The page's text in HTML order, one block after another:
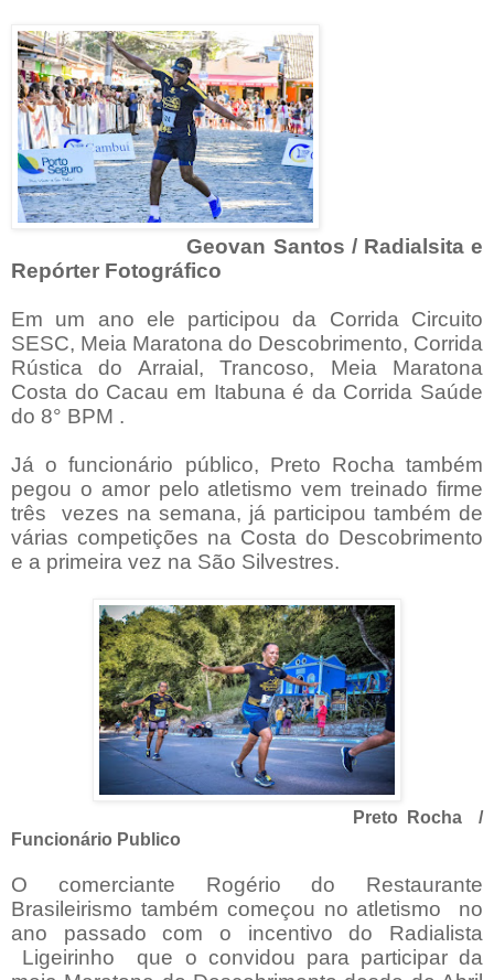
Geovan Santos / Radialsita e
Repórter Fotográfico
Em um ano ele participou da Corrida Circuito
SESC, Meia Maratona do Descobrimento, Corrida
Rústica do Arraial, Trancoso, Meia Maratona
Costa do Cacau em Itabuna é da Corrida Saúde
do 8° BPM .
Já o funcionário público, Preto Rocha também
pegou o amor pelo atletismo vem treinado firme
três
vezes na semana, já participou também de
várias competições na Costa do Descobrimento
e a primeira vez na São Silvestres.
Preto Rocha /
Funcionário Publico
O comerciante Rogério do Restaurante
Brasileirismo também começou no atletismo
no
ano passado com o incentivo do Radialista
Ligeirinho
que o convidou para participar da